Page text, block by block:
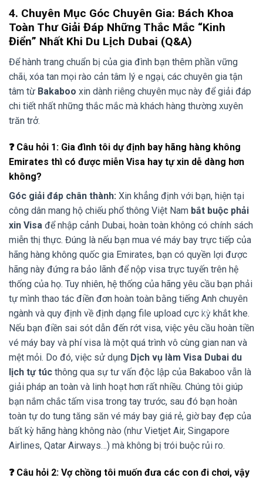
4. Chuyên Mục Góc Chuyên Gia: Bách Khoa
Toàn Thư Giải Đáp Những Thắc Mắc “Kinh
Điển” Nhất Khi Du Lịch Dubai (Q&A)
Để hành trang chuẩn bị của gia đình bạn thêm phần vững
chãi, xóa tan mọi rào cản tâm lý e ngại, các chuyên gia tận
tâm từ Bakaboo xin dành riêng chuyên mục này để giải đáp
chi tiết nhất những thắc mắc mà khách hàng thường xuyên
trăn trở.
❓ Câu hỏi 1: Gia đình tôi dự định bay hãng hàng không
Emirates thì có được miễn Visa hay tự xin dễ dàng hơn
không?
Góc giải đáp chân thành: Xin khẳng định với bạn, hiện tại
công dân mang hộ chiếu phổ thông Việt Nam bắt buộc phải
xin Visa để nhập cảnh Dubai, hoàn toàn không có chính sách
miễn thị thực. Đúng là nếu bạn mua vé máy bay trực tiếp của
hãng hàng không quốc gia Emirates, bạn có quyền lợi được
hãng này đứng ra bảo lãnh để nộp visa trực tuyến trên hệ
thống của họ. Tuy nhiên, hệ thống của hãng yêu cầu bạn phải
tự mình thao tác điền đơn hoàn toàn bằng tiếng Anh chuyên
ngành và quy định về định dạng file upload cực kỳ khắt khe.
Nếu bạn điền sai sót dẫn đến rớt visa, việc yêu cầu hoàn tiền
vé máy bay và phí visa là một quá trình vô cùng gian nan và
mệt mỏi. Do đó, việc sử dụng Dịch vụ làm Visa Dubai du
lịch tự túc thông qua sự tư vấn độc lập của Bakaboo vẫn là
giải pháp an toàn và linh hoạt hơn rất nhiều. Chúng tôi giúp
bạn nắm chắc tấm visa trong tay trước, sau đó bạn hoàn
toàn tự do tung tăng săn vé máy bay giá rẻ, giờ bay đẹp của
bất kỳ hãng hàng không nào (như Vietjet Air, Singapore
Airlines, Qatar Airways…) mà không bị trói buộc rủi ro.
❓ Câu hỏi 2: Vợ chồng tôi muốn đưa các con đi chơi, vậy